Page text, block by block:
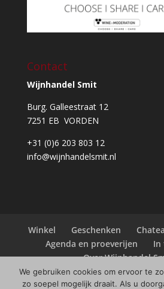
Contact
Wijnhandel Smit
Burg. Galleestraat 12
7251 EB VORDEN
+31 (0)6 203 803 12
info@wijnhandelsmit.nl
Winkel Geschenken
Agenda en proeverijen
In
Over Wijnhandel
We gebruiken cookies om ervoor te
zo soepel mogelijk draait. Als u